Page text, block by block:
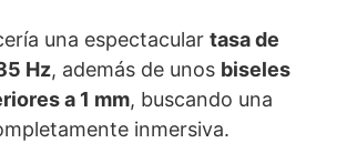
una espectacular tasa de
Hz, además de unos biseles
a 1 mm, buscando una
inmersiva.